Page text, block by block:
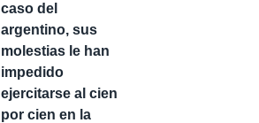
caso del
argentino, sus
molestias le han
impedido
ejercitarse al cien
por cien en la